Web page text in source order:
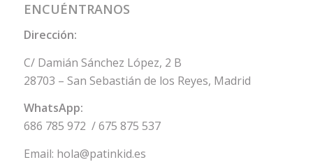
ENCUÉNTRANOS
Dirección:
C/ Damián Sánchez López, 2 B
28703 – San Sebastián de los Reyes, Madrid
WhatsApp:
686 785 972 /675 875 537
Email: hola@patinkid.es